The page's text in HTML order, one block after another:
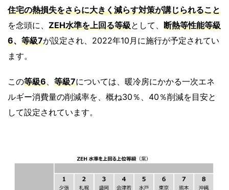
住宅の熱損失をさらに大きく減らす対策が講じられること
を念頭に、 ZEH水準を上回る等級として、 断熱等性能等級
6、 等級7が設定され、2022年10月に施行が予定されてい
ます。
この等級6 等級7については、暖冷房にかかる一次エネ
ルギー消費量の削減率を、概ね30％、40％削減を目安と
して設定されています。